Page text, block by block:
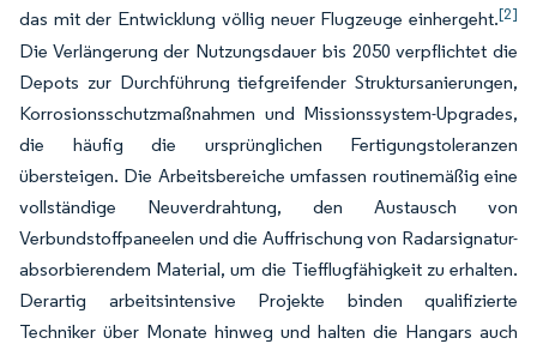
das mit der Entwicklung völlig neuer Flugzeuge einhergeht.[2]
Die Verlängerung der Nutzungsdauer bis 2050 verpflichtet die
Depots zur Durchführung tiefgreifender Struktursanierungen,
Korrosionsschutzmaßnahmen und Missionssystem-Upgrades,
die häufig die ursprünglichen Fertigungstoleranzen
übersteigen. Die Arbeitsbereiche umfassen routinemäßig eine
vollständige Neuverdrahtung, den Austausch von
Verbundstoffpaneelen und die Auffrischung von Radarsignatur-
absorbierendem Material, um die Tiefflugfähigkeit zu erhalten.
Derartig arbeitsintensive Projekte binden qualifizierte
Techniker über Monate hinweg und halten die Hangars auch